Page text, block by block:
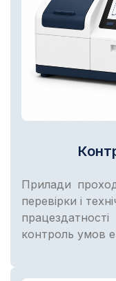
Прилади
перевірки і
контроль умов